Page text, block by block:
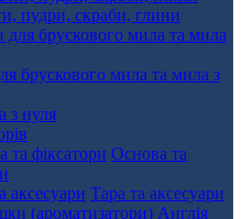
пудри, скраби, глини
брускового мила та мила з
Основа та
Тара та аксесуари